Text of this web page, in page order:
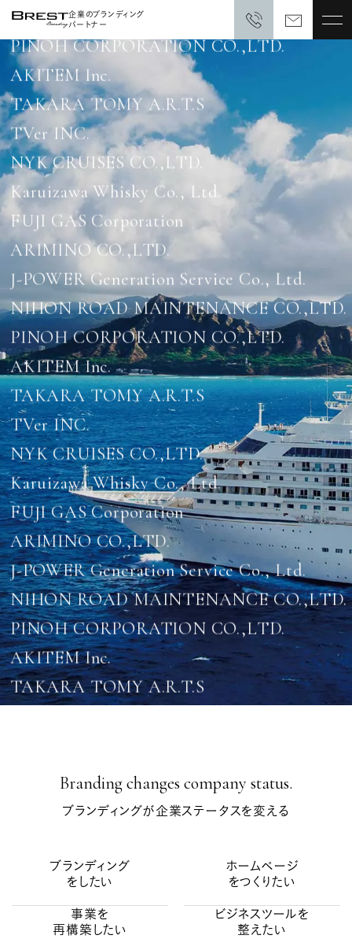
企業のブランディング
パートナー
PINOH CORPORATION CO.,LTD.
AKITEM Inc.
TAKARA TOMY A.R.T.S
TVer INC.
NYK CRUISES CO.,LTD.
Karuizawa Whisky Co., Ltd.
FUJI GAS Corporation
ARIMINO CO.,LTD.
J-POWER Generation Service Co., Ltd.
NIHON ROAD MAINTENANCE CO.,LTD.
PINOH CORPORATION CO.,LTD.
AKITEM Inc.
TAKARA TOMY A.R.T.S
TVer INC.
NYK CRUISES CO.,LTD.
Karuizawa Whisky Co., Ltd.
FUJI GAS Corporation
ARIMINO CO.,LTD.
J-POWER Generation Service Co., Ltd.
NIHON ROAD MAINTENANCE CO.,LTD.
PINOH CORPORATION CO.,LTD.
AKITEM Inc.
TAKARA TOMY A.R.T.S
TVer INC.
FUJI GAS Corporation
ARIMINO CO.,LTD.
NIHON ROAD MAINTENANCE CO.,LTD.
PINOH CORPORATION CO.,LTD.
Branding changes company status.
ブランディングが企業ステータスを変える
ブランディング
をしたい
ホームページ
をつくりたい
事業を
再構築したい
ビジネスツールを
整えたい